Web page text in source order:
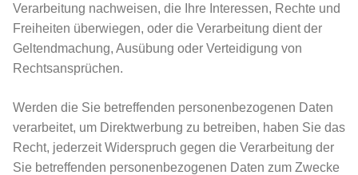
Verarbeitung nachweisen, die Ihre Interessen, Rechte und
Freiheiten überwiegen, oder die Verarbeitung dient der
Geltendmachung, Ausübung oder Verteidigung von
Rechtsansprüchen.
Werden die Sie betreffenden personenbezogenen Daten
verarbeitet, um Direktwerbung zu betreiben, haben Sie das
Recht, jederzeit Widerspruch gegen die Verarbeitung der
Sie betreffenden personenbezogenen Daten zum Zwecke